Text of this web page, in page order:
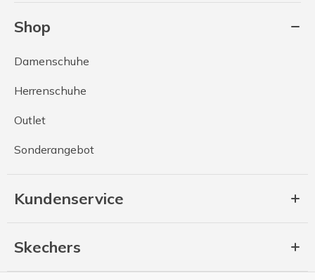
Shop
Damenschuhe
Herrenschuhe
Outlet
Sonderangebot
Kundenservice
Skechers